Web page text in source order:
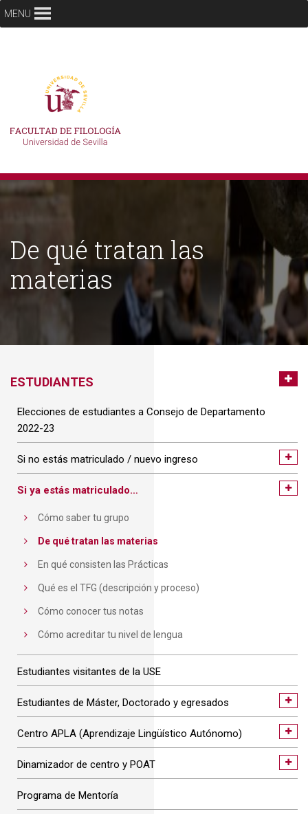
MENU
De qué tratan las
materias
ESTUDIANTES
Elecciones de estudiantes a Consejo de Departamento
2022-23
Si no estás matriculado / nuevo ingreso
Si ya estás matriculado…
Cómo saber tu grupo
De qué tratan las materias
En qué consisten las Prácticas
Qué es el TFG (descripción y proceso)
Cómo conocer tus notas
Cómo acreditar tu nivel de lengua
Estudiantes visitantes de la USE
Estudiantes de Máster, Doctorado y egresados
Centro APLA (Aprendizaje Lingüístico Autónomo)
Dinamizador de centro y POAT
Programa de Mentoría